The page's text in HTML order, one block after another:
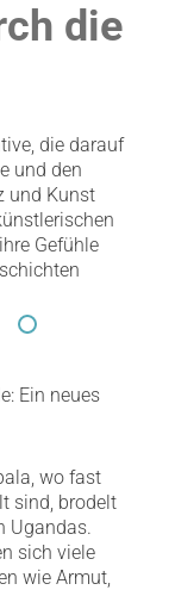
die
die darauf
und den
und Kunst
Gefühle
Ein neues
wo fast
sind, brodelt
Ugandas.
sich viele
wie Armut,